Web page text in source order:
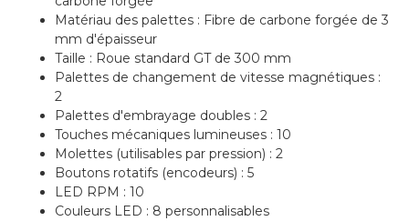
Matériau des palettes : Fibre de carbone forgée de 3
mm d'épaisseur
Taille : Roue standard GT de 300 mm
Palettes de changement de vitesse magnétiques :
2
Palettes d'embrayage doubles : 2
Touches mécaniques lumineuses : 10
Molettes (utilisables par pression) : 2
Boutons rotatifs (encodeurs) : 5
LED RPM : 10
Couleurs LED : 8 personnalisables